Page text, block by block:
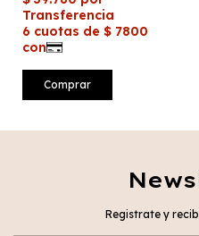
Registrate y